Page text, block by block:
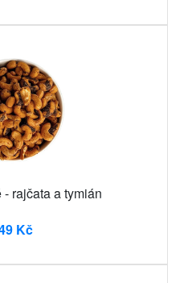
rajčata a tymián
Kč